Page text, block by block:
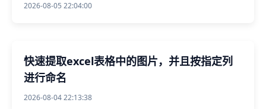
2026-08-05 22:04:00
快速提取excel表格中的图片，并且按指定列
进行命名
2026-08-04 22:13:38